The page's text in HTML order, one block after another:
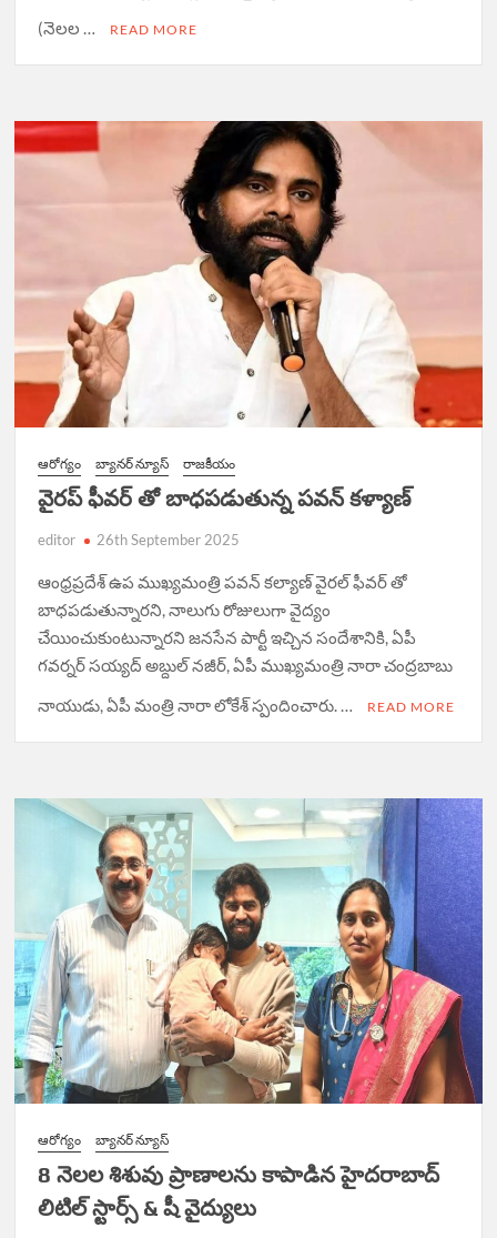
(నెలల …
READ MORE
ఆరోగ్యం బ్యానర్ న్యూస్ రాజకీయం
వైరప్ ఫీవర్ తో బాధపడుతున్న పవన్ కళ్యాణ్
editor 26th September 2025
ఆంధ్రప్రదేశ్ ఉప ముఖ్యమంత్రి పవన్ కల్యాణ్ వైరల్ ఫీవర్ తో
బాధపడుతున్నారని, నాలుగు రోజులుగా వైద్యం
చేయించుకుంటున్నారని జనసేన పార్టీ ఇచ్చిన సందేశానికి, ఏపీ
గవర్నర్ సయ్యద్ అబ్దుల్ నజీర్, ఏపీ ముఖ్యమంత్రి నారా చంద్రబాబు
నాయుడు, ఏపీ మంత్రి నారా లోకేశ్ స్పందించారు. …
READ MORE
ఆరోగ్యం బ్యానర్ న్యూస్
8 నెలల శిశువు ప్రాణాలను కాపాడిన హైదరాబాద్‌
లిటిల్ స్టార్స్ & షీ వైద్యులు